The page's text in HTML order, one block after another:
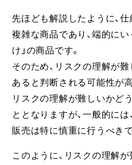
先ほども解説したように、
複雑な商品であり、端的にい
け」の商品です。
そのため、リスクの理解が
あると判断される可能性が
リスクの理解が難しいかど
ととなりますが、一般的に
販売は特に慎重に行うべき
このように、リスクの理解